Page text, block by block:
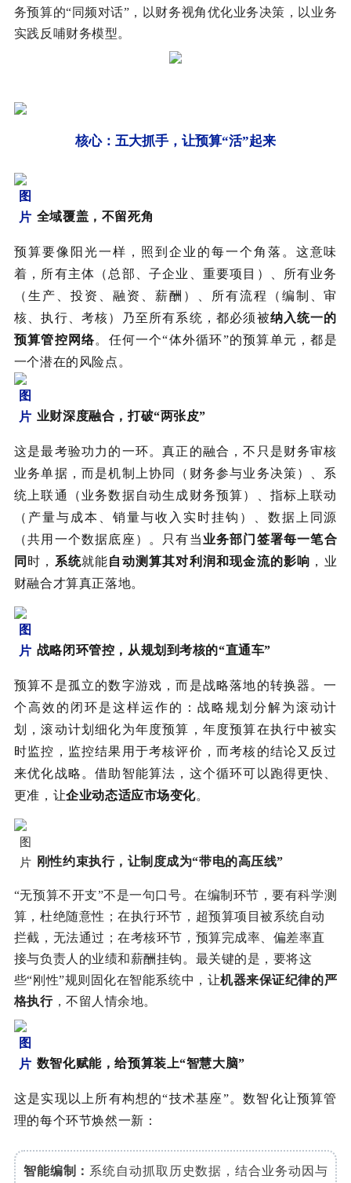
务预算的“同频对话”，以财务视角优化业务决策，以业务
实践反哺财务模型。
核心：五大抓手，让预算“活”起来
全域覆盖，不留死角
预算要像阳光一样，照到企业的每一个角落。这意味
着，所有主体（总部、子企业、重要项目）、所有业务
（生产、投资、融资、薪酬）、所有流程（编制、审
核、执行、考核）乃至所有系统，都必须被纳入统一的
预算管控网络。任何一个“体外循环”的预算单元，都是
一个潜在的风险点。
业财深度融合，打破“两张皮”
这是最考验功力的一环。真正的融合，不只是财务审核
业务单据，而是机制上协同（财务参与业务决策）、系
统上联通（业务数据自动生成财务预算）、指标上联动
（产量与成本、销量与收入实时挂钩）、数据上同源
（共用一个数据底座）。只有当业务部门签署每一笔合
同 时， 系统就能自动测算其对利润和现金流的影响 ，业
财融合才算真正落地。
战略闭环管控，从规划到考核的“直通车”
预算不是孤立的数字游戏，而是战略落地的转换器。一
个高效的闭环是这样运作的：战略规划分解为滚动计
划，滚动计划细化为年度预算，年度预算在执行中被实
时监控，监控结果用于考核评价，而考核的结论又反过
来优化战略。借助智能算法，这个循环可以跑得更快、
更准，让企业动态适应市场变化。
刚性约束执行，让制度成为“带电的高压线”
“无预算不开支”不是一句口号。在编制环节，要有科学测
算，杜绝随意性；在执行环节，超预算项目被系统自动
拦截，无法通过；在考核环节，预算完成率、偏差率直
接与负责人的业绩和薪酬挂钩。最关键的是，要将这
些“刚性”规则固化在智能系统中，让机器来保证纪律的严
格执行，不留人情余地。
数智化赋能，给预算装上“智慧大脑”
这是实现以上所有构想的“技术基座”。数智化让预算管
理的每个环节焕然一新：
智能编制 ： 系统自动抓取历史数据，结合业务动因与